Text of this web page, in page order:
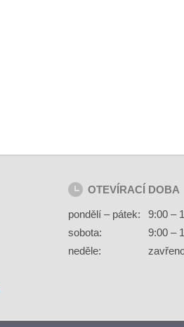
OTEVÍRACÍ DOBA
pondělí – pátek:
9:00 –
sobota:
9:00 –
neděle: